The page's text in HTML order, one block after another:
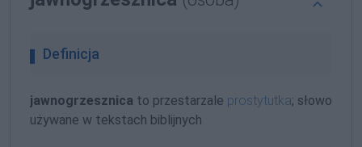
Definicja
jawnogrzesznica to przestarzale prostytutka; słowo
używane w tekstach biblijnych